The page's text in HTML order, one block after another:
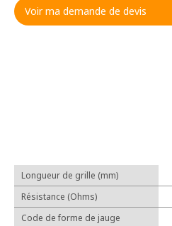
Voir ma demande de devis
Longueur de grille (mm)
Résistance (Ohms)
Code de forme de jauge